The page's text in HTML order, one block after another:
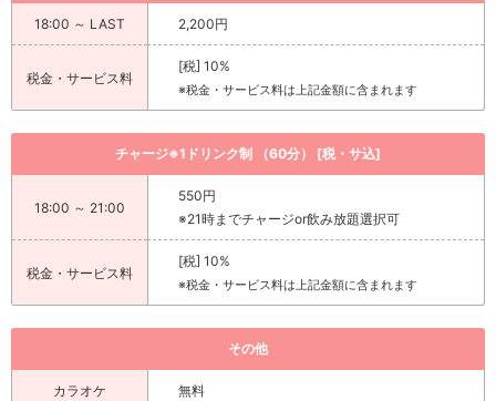
18:00 ～ LAST 2,200円
税金・サービス料
[税] 10%
※税金・サービス料は上記金額に含まれます
チャージ※1ドリンク制 （60分） [税・サ込]
18:00 ～ 21:00
550円
※21時までチャージor飲み放題選択可
税金・サービス料
[税] 10%
※税金・サービス料は上記金額に含まれます
その他
カラオケ 無料